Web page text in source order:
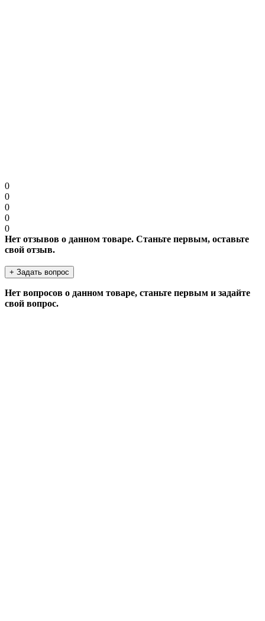
0
0
0
0
0
Нет отзывов о данном товаре. Станьте первым, оставьте
свой отзыв.
+ Задать вопрос
Нет вопросов о данном товаре, станьте первым и задайте
свой вопрос.